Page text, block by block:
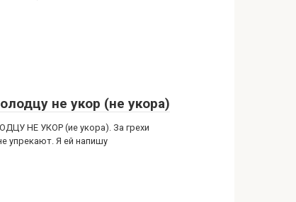
не укор (не укора)
НЕ УКОР (ие укора). За грехи
упрекают. Я ей напишу